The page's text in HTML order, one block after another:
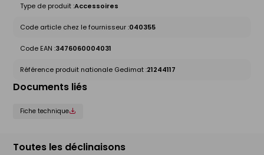
Type de produit :Accessoires
Code article chez le fournisseur :040355
Code EAN :3476060004031
Référence produit nationale Gedimat :21244117
Documents liés
Fiche technique
Toutes les déclinaisons